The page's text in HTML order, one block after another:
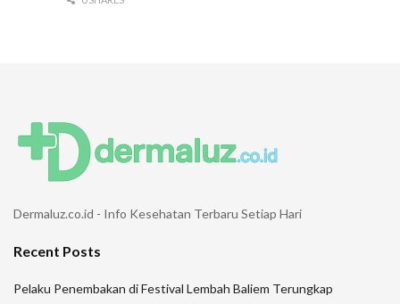
Dermaluz.co.id - Info Kesehatan Terbaru Setiap Hari
Recent Posts
Pelaku Penembakan di Festival Lembah Baliem Terungkap